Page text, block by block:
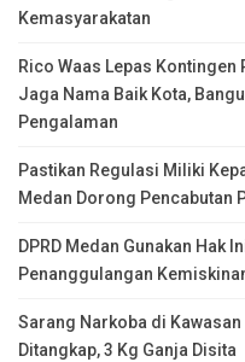
Kemasyarakatan
Rico Waas Lepas
Jaga Nama Baik Kota,
Pengalaman
Pastikan Regulasi Miliki
Medan Dorong Pencabutan
DPRD Medan Gunakan Hak
Penanggulangan
Sarang Narkoba di Kawasan
Ditangkap, 3 Kg Ganja Disita